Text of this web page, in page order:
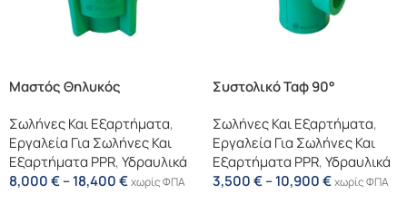
Μαστός Θηλυκός
Σωλήνες Και Εξαρτήματα,
Εργαλεία Για Σωλήνες Και
Εξαρτήματα PPR,Υδραυλικά
8,000€–18,400€χωρίς ΦΠΑ
Συστολικό Ταφ 90°
Σωλήνες Και Εξαρτήματα,
Εργαλεία Για Σωλήνες Και
Εξαρτήματα PPR,Υδραυλικά
3,500€–10,900€χωρίς ΦΠΑ